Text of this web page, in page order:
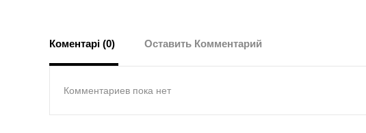
Коментарі (0) Оставить Комментарий
Комментариев пока нет